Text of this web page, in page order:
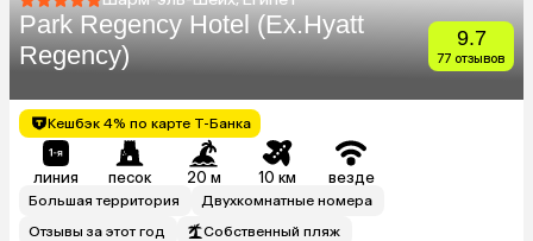
Park Regency Hotel (Ex.Hyatt
Regency)
9.7
77 отзывов
Кешбэк 4% по карте Т-Банка
линия песок 20 м 10 км везде
Большая территория
Двухкомнатные номера
Отзывы за этот год
Собственный пляж